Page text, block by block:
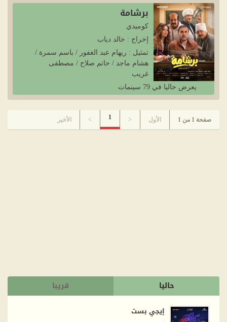
برشامة
كوميدي
إخراج : خالد دياب
تمثيل : ريهام عبد الغفور / باسم سمرة /
هشام ماجد / حاتم صلاح / مصطفى
غريب
يعرض حاليا في 79 سينمات
صفحة 1 من 1 الأول <
1
> الأخير
حاليا قريبا
إيجي بست